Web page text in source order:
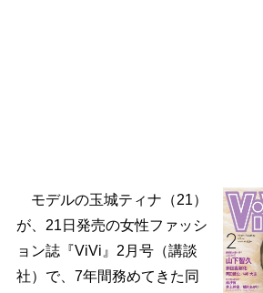
モデルの玉城ティナ（21）
が、21日発売の女性ファッシ
ョン誌『ViVi』2月号（講談
社）で、7年間務めてきた同